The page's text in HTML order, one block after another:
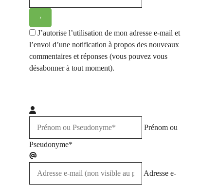
J’autorise l’utilisation de mon adresse e-mail et
l’envoi d’une notification à propos des nouveaux
commentaires et réponses (vous pouvez vous
désabonner à tout moment).
Prénom ou
Pseudonyme*
Adresse e-